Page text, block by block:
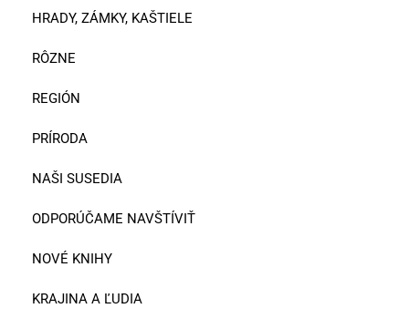
HRADY, ZÁMKY, KAŠTIELE
RÔZNE
REGIÓN
PRÍRODA
NAŠI SUSEDIA
ODPORÚČAME NAVŠTÍVIŤ
NOVÉ KNIHY
KRAJINA A ĽUDIA